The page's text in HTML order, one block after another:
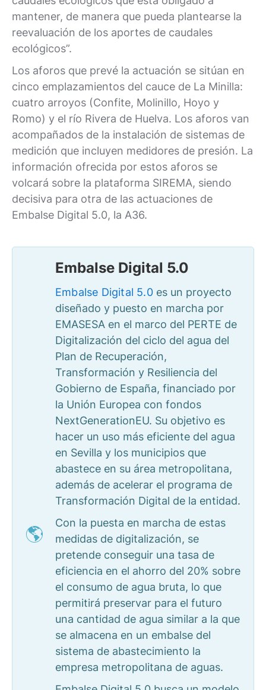
mantener, de manera que pueda plantearse la
reevaluación de los aportes de caudales
ecológicos”.
Los aforos que prevé la actuación se sitúan en
cinco emplazamientos del cauce de La Minilla:
cuatro arroyos (Confite, Molinillo, Hoyo y
Romo) y el río Rivera de Huelva. Los aforos van
acompañados de la instalación de sistemas de
medición que incluyen medidores de presión. La
información ofrecida por estos aforos se
volcará sobre la plataforma SIREMA, siendo
decisiva para otra de las actuaciones de
Embalse Digital 5.0, la A36.
Embalse Digital 5.0
Embalse Digital 5.0es un proyecto
diseñado y puesto en marcha por
EMASESA en el marco del PERTE de
Digitalización del ciclo del agua del
Plan de Recuperación,
Transformación y Resiliencia del
Gobierno de España, financiado por
la Unión Europea con fondos
NextGenerationEU. Su objetivo es
hacer un uso más eficiente del agua
en Sevilla y los municipios que
abastece en su área metropolitana,
además de acelerar el programa de
Transformación Digital de la entidad.
Con la puesta en marcha de estas
medidas de digitalización, se
pretende conseguir una tasa de
eficiencia en el ahorro del 20% sobre
el consumo de agua bruta, lo que
permitirá preservar para el futuro
una cantidad de agua similar a la que
se almacena en un embalse del
sistema de abastecimiento la
empresa metropolitana de aguas.